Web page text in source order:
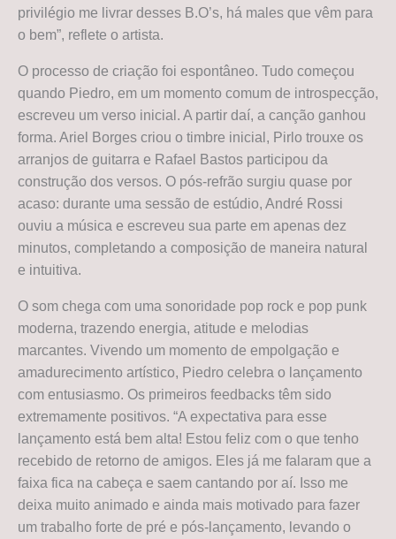
privilégio me livrar desses B.O’s, há males que vêm para
o bem”, reflete o artista.
O processo de criação foi espontâneo. Tudo começou
quando Piedro, em um momento comum de introspecção,
escreveu um verso inicial. A partir daí, a canção ganhou
forma. Ariel Borges criou o timbre inicial, Pirlo trouxe os
arranjos de guitarra e Rafael Bastos participou da
construção dos versos. O pós-refrão surgiu quase por
acaso: durante uma sessão de estúdio, André Rossi
ouviu a música e escreveu sua parte em apenas dez
minutos, completando a composição de maneira natural
e intuitiva.
O som chega com uma sonoridade pop rock e pop punk
moderna, trazendo energia, atitude e melodias
marcantes. Vivendo um momento de empolgação e
amadurecimento artístico, Piedro celebra o lançamento
com entusiasmo. Os primeiros feedbacks têm sido
extremamente positivos. “A expectativa para esse
lançamento está bem alta! Estou feliz com o que tenho
recebido de retorno de amigos. Eles já me falaram que a
faixa fica na cabeça e saem cantando por aí. Isso me
deixa muito animado e ainda mais motivado para fazer
um trabalho forte de pré e pós-lançamento, levando o